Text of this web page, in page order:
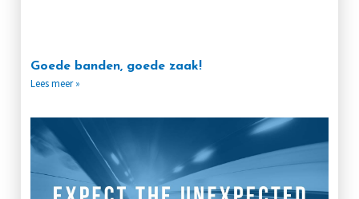
Goede banden, goede zaak!
Lees meer »